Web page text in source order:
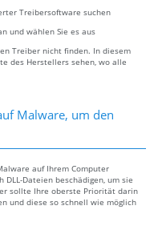
Treibersoftware suchen
und wählen Sie es aus
Treiber nicht finden. In diesem
des Herstellers sehen, wo alle
Malware, um den
auf Ihrem Computer
Dateien beschädigen, um sie
sollte Ihre oberste Priorität darin
und diese so schnell wie möglich